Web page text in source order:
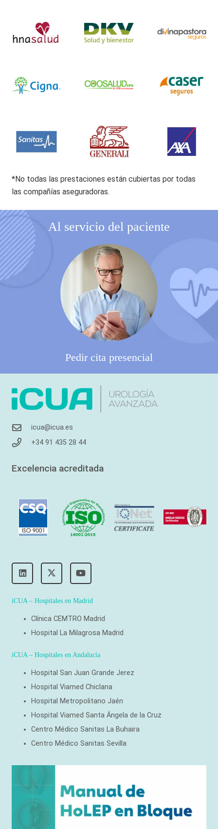
*No todas las prestaciones están cubiertas por todas
las compañías aseguradoras.
Al servicio del paciente
Pedir cita presencial
icua@icua.es
+34 91 435 28 44
Excelencia acreditada
iCUA – Hospitales en Madrid
Clínica CEMTRO Madrid
Hospital La Milagrosa Madrid
iCUA – Hospitales en Andalucía
Hospital San Juan Grande Jerez
Hospital Viamed Chiclana
Hospital Metropolitano Jaén
Hospital Viamed Santa Ángela de la Cruz
Centro Médico Sanitas La Buhaira
Centro Médico Sanitas Sevilla